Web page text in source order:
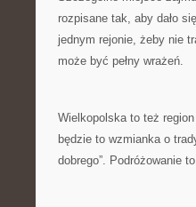
rozpisane tak, aby dało
jednym rejonie, żeby nie
może być pełny wrażeń.
Wielkopolska to też
będzie to wzmianka o
dobrego”. Podróżowanie